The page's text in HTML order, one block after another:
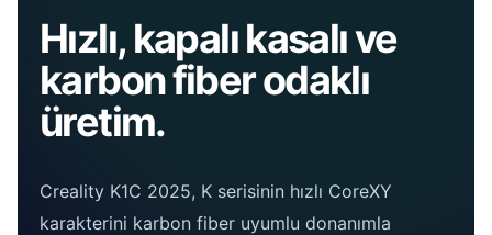
Hızlı, kapalı kasalı ve
karbon fiber odaklı
üretim.
Creality K1C 2025, K serisinin hızlı CoreXY
karakterini karbon fiber uyumlu donanımla